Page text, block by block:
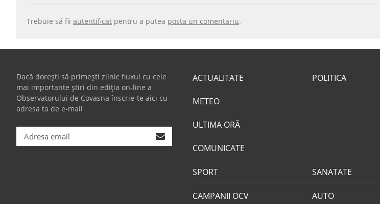
Trebuie să fii autentificat pentru a putea posta un comentariu.
Dacă dorești să primești zilnic fluxul cu cele
mai importante știri din ediția on-line a
Observatorului de Covasna înscrie-te aici cu
adresa ta de e-mail
ACTUALITATE
METEO
ULTIMA ORĂ
COMUNICATE
POLITICA
SPORT SANATATE
CAMPANII OCV AUTO